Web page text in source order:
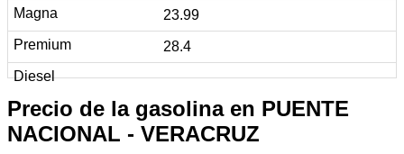
23.99
28.4
Precio de la gasolina en PUENTE
NACIONAL - VERACRUZ